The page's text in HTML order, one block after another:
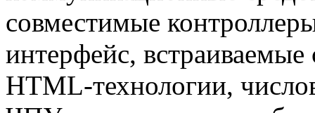
совместимые
интерфейс,
HTML-технологии,